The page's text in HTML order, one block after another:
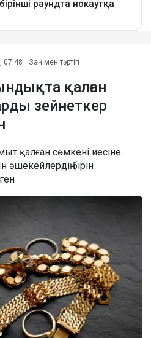
07:48 Заң мен тәртіп
қалған
зейнеткер
қалған сөмкені иесіне
әшекейлердің бірін